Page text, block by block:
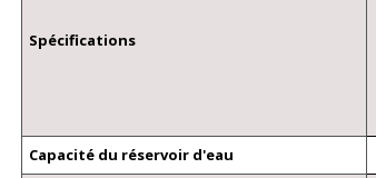
Spécifications
Capacité du réservoir d'eau